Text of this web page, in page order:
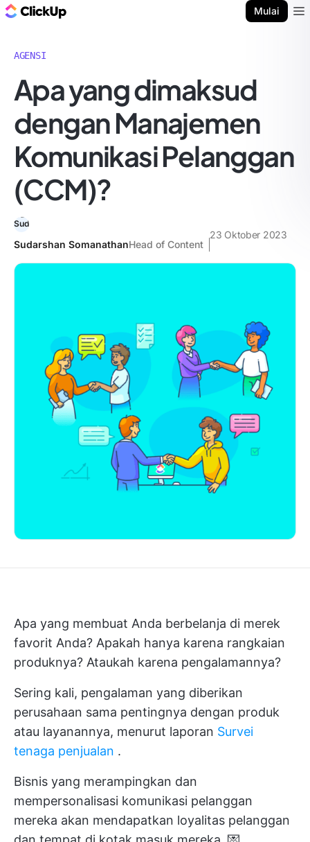
Mulai
AGENSI
Apa yang dimaksud
dengan Manajemen
Komunikasi Pelanggan
(CCM)?
Sudarshan SomanathanHead of Content
23 Oktober 2023
Apa yang membuat Anda berbelanja di merek
favorit Anda? Apakah hanya karena rangkaian
produknya? Ataukah karena pengalamannya?
Sering kali, pengalaman yang diberikan
perusahaan sama pentingnya dengan produk
atau layanannya, menurut laporan Survei
tenaga penjualan .
Bisnis yang merampingkan dan
mempersonalisasi komunikasi pelanggan
mereka akan mendapatkan loyalitas pelanggan